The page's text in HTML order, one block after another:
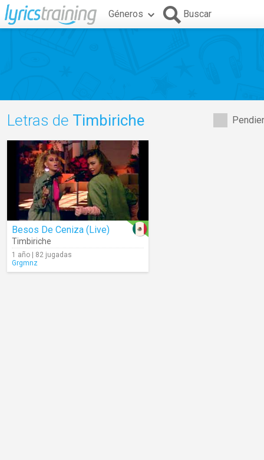
Géneros Buscar
Letras de Timbiriche
Besos De Ceniza (Live)
Timbiriche
1 año | 82 jugadas
Grgmnz